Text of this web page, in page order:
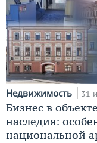
Недвижимость 31
Бизнес в
наследия:
национальной